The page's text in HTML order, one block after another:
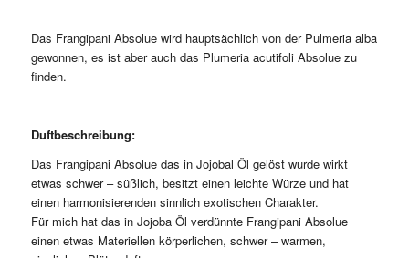
Das Frangipani Absolue wird hauptsächlich von der Pulmeria alba
gewonnen, es ist aber auch das Plumeria acutifoli Absolue zu
finden.
Duftbeschreibung:
Das Frangipani Absolue das in Jojobal Öl gelöst wurde wirkt
etwas schwer – süßlich, besitzt einen leichte Würze und hat
einen harmonisierenden sinnlich exotischen Charakter.
Für mich hat das in Jojoba Öl verdünnte Frangipani Absolue
einen etwas Materiellen körperlichen, schwer – warmen,